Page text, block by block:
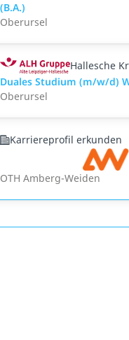
(B.A.)
Oberursel
Hallesche
Duales Studium (m/w/d)
Oberursel
Karriereprofil erkunden
OTH Amberg-Weiden